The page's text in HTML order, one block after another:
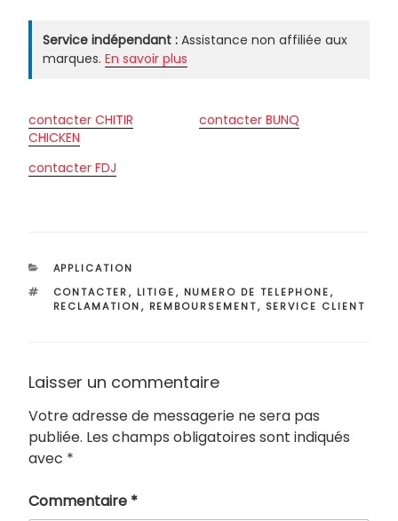
Service indépendant : Assistance non affiliée aux
marques. En savoir plus
contacter CHITIR
CHICKEN
contacter BUNQ
contacter FDJ
CATÉGORIES
APPLICATION
ÉTIQUETTES
CONTACTER, LITIGE, NUMERO DE TELEPHONE,
RECLAMATION, REMBOURSEMENT, SERVICE CLIENT
Laisser un commentaire
Votre adresse de messagerie ne sera pas
publiée. Les champs obligatoires sont indiqués
avec *
Commentaire *